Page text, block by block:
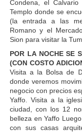
Condena, el
Templo donde se
(la entrada a las
Romano y el
Sion para visitar la
POR LA NOCHE SE
(CON COSTO
Visita a la Bolsa de
donde veremos
negocio con precios
Yaffo. Visita a la
ciudad, con los 12
belleza en Yaffo
con sus casas